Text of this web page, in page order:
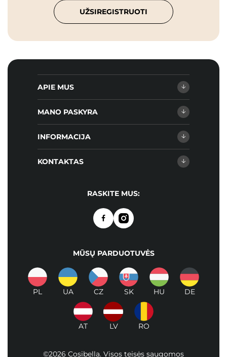
UŽSIREGISTRUOTI
APIE MUS
MANO PASKYRA
INFORMACIJA
KONTAKTAS
RASKITE MUS:
MŪSŲ PARDUOTUVĖS
PL UA CZ SK HU DE
AT LV RO
©2026 Cosibella. Visos teisės saugomos